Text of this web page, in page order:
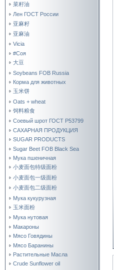
菜籽油
Лен ГОСТ России
亚麻籽
亚麻油
Vicia
#Соя
大豆
Soybeans FOB Russia
Корма для животных
玉米饼
Oats + wheat
饲料粮食
Соевый шрот ГОСТ Р53799
САХАРНАЯ ПРОДУКЦИЯ
SUGAR PRODUCTS
Sugar Beet FOB Black Sea
Мука пшеничная
小麦面包特级面粉
小麦面包一级面粉
小麦面包二级面粉
Мука кукурузная
玉米面粉
Мука нутовая
Макароны
Мясо Говядины
Мясо Баранины
Растительные Масла
Crude Sunflower oil